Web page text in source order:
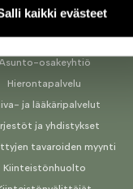
kaikki evästeet
Arvopaperikauppa
osakeyhtiö
Hierontapalvelu
ja lääkäripalvelut
ja yhdistykset
tavaroiden myynti
Kiinteistönhuolto